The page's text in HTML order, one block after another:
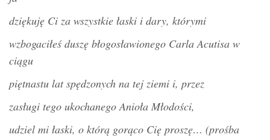
dziękuję Ci za wszystkie łaski i dary, którymi
wzbogaciłeś duszę błogosławionego Carla Acutisa w
ciągu
piętnastu lat spędzonych na tej ziemi i, przez
zasługi tego ukochanego Anioła Młodości,
udziel mi łaski, o którą gorąco Cię proszę… (prośba